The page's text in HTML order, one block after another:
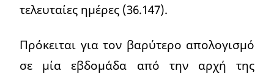
τελευταίες ημέρες (36.147).
Πρόκειται για τον βαρύτερο απολογισμό
σε μία εβδομάδα από την αρχή της